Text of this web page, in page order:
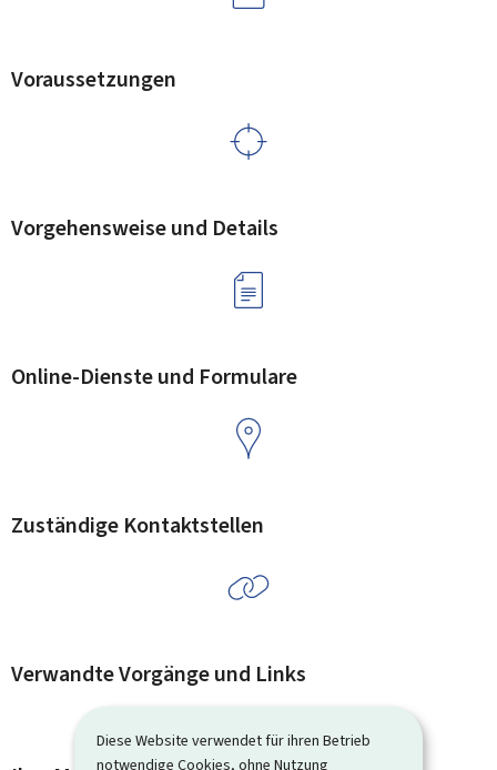
Diese Website verwendet für ihren Betrieb
notwendige Cookies, ohne Nutzung
Voraussetzungen
Vorgehensweise und Details
Online-Dienste und Formulare
Zuständige Kontaktstellen
Verwandte Vorgänge und Links